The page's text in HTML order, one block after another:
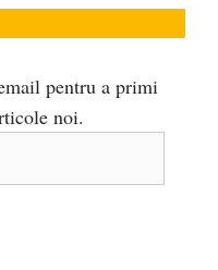
pentru a primi
noi.